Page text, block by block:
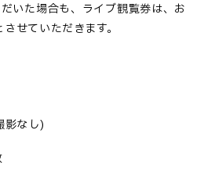
いた場合も、ライブ観覧券は、お
せていただきます。
影なし)